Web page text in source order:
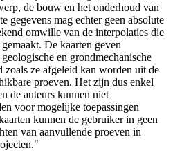
de bouw en het onderhoud van
gegevens mag echter geen absolute
omwille van de interpolaties die
De kaarten geven
en grondmechanische
zoals ze afgeleid kan worden uit de
proeven. Het zijn dus enkel
de auteurs kunnen niet
voor mogelijke toepassingen
kunnen de gebruiker in geen
van aanvullende proeven in